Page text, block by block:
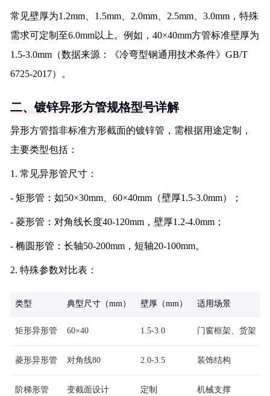
常见壁厚为1.2mm、1.5mm、2.0mm、2.5mm、3.0mm，特殊
需求可定制至6.0mm以上。例如，40×40mm方管标准壁厚为
1.5-3.0mm（数据来源：《冷弯型钢通用技术条件》GB/T
6725-2017）。
二、镀锌异形方管规格型号详解
异形方管指非标准方形截面的镀锌管，需根据用途定制，
主要类型包括：
1. 常见异形管尺寸：
- 矩形管：如50×30mm、60×40mm（壁厚1.5-3.0mm）；
- 菱形管：对角线长度40-120mm，壁厚1.2-4.0mm；
- 椭圆形管：长轴50-200mm，短轴20-100mm。
2. 特殊参数对比表：
类型 典型尺寸（mm） 壁厚（mm） 适用场景
矩形异形管 60×40 1.5-3.0 门窗框架、货架
菱形异形管 对角线80 2.0-3.5 装饰结构
阶梯形管 变截面设计 定制 机械支撑